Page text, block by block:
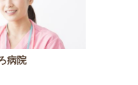
病院